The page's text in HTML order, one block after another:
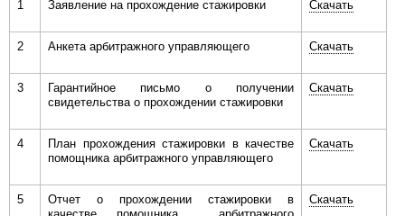
1 Заявление на прохождение стажировки Скачать
2 Анкета арбитражного управляющего Скачать
3
Гарантийное письмо о получении
свидетельства о прохождении стажировки
Скачать
4
План прохождения стажировки в качестве
помощника арбитражного управляющего
Скачать
5
Отчет о прохождении стажировки в
Скачать